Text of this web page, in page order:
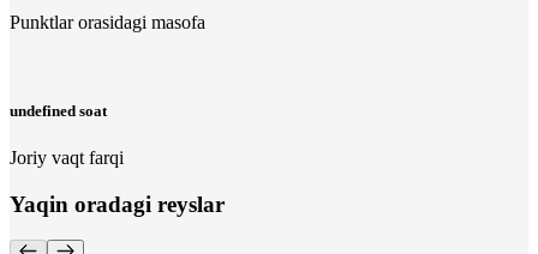
Punktlar orasidagi masofa
undefined soat
Joriy vaqt farqi
Yaqin oradagi reyslar